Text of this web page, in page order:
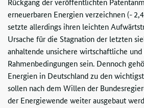
erneuerbaren Energien verzeichnen (-
setzte allerdings ihren leichten
Ursache für die Stagnation der letzten
anhaltende unsichere wirtschaftliche
Rahmenbedingungen sein. Dennoch
Energien in Deutschland zu den
sollen nach dem Willen der
der Energiewende weiter ausgebaut